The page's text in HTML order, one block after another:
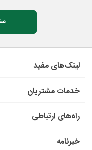
لینک‌های مفید
خدمات مشتریان
راه‌های ارتباطی
خبرنامه